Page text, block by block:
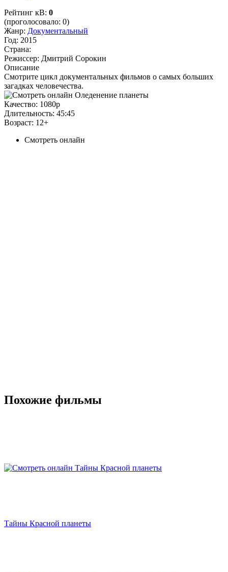
Рейтинг кВ: 0
(проголосовало: 0)
Жанр: Документальный
Год: 2015
Страна:
Режиссер: Дмитрий Сорокин
Описание
Смотрите цикл документальных фильмов о самых больших
загадках человечества.
Качество: 1080p
Длительность: 45:45
Возраст: 12+
Смотреть онлайн
Похожие фильмы
Тайны Красной планеты